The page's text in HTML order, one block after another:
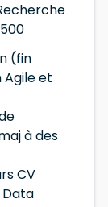
(fin
et
à des
CV
Data